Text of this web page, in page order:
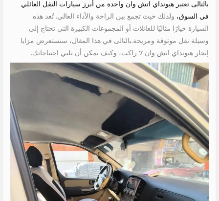
بالتالى تعتبر هيونداي اتش وان واحدة من أبرز سيارات النقل العائلي
في السوق، ولذلك حيث تجمع بين الراحة والأداء العالي. تُعد هذه
السيارة خيارًا مثاليًا للعائلات أو المجموعات الكبيرة التي تحتاج إلى
وسيلة نقل موثوقة ومريحة.بالتالى في هذا المقال، سنستعرض مزايا
إيجار هيونداي اتش وان 7 راكب، وكيف يمكن أن تلبي احتياجاتك.